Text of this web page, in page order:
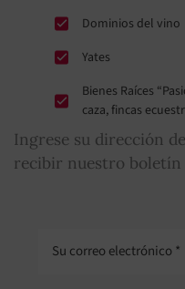
Dominios del vino
Yates
Bienes Raíces
caza, fincas
Ingrese su dirección
recibir nuestro boletín